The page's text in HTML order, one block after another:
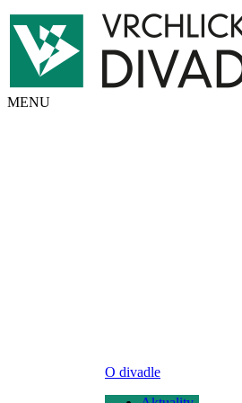
MENU
O divadle